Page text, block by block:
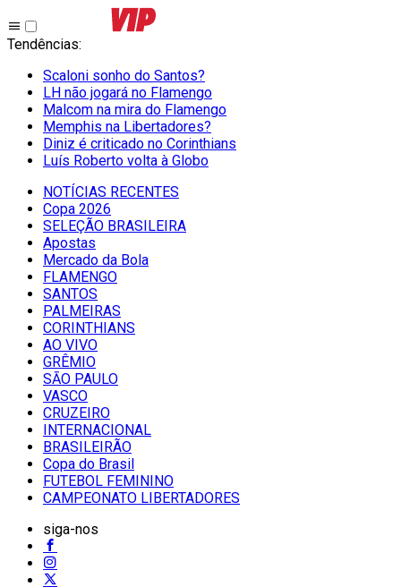
Tendências:
Scaloni sonho do Santos?
LH não jogará no Flamengo
Malcom na mira do Flamengo
Memphis na Libertadores?
Diniz é criticado no Corinthians
Luís Roberto volta à Globo
NOTÍCIAS RECENTES
Copa 2026
SELEÇÃO BRASILEIRA
Apostas
Mercado da Bola
FLAMENGO
SANTOS
PALMEIRAS
CORINTHIANS
AO VIVO
GRÊMIO
SĀO PAULO
VASCO
CRUZEIRO
INTERNACIONAL
BRASILEIRÃO
Copa do Brasil
FUTEBOL FEMININO
CAMPEONATO LIBERTADORES
siga-nos